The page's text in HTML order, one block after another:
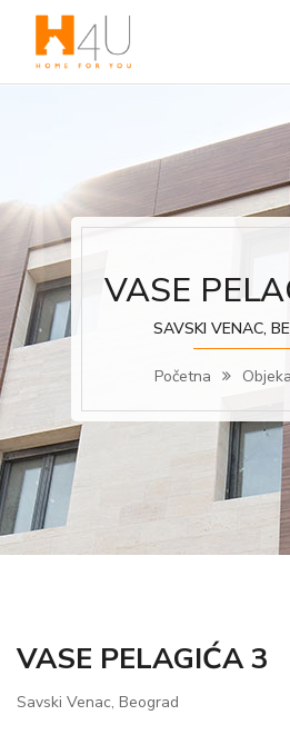
VASE
SAVSKI VENAC,
Početna
VASE PELAGIĆA 3
Savski Venac, Beograd